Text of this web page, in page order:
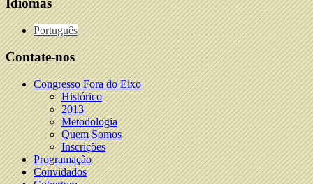
Idiomas
Português
Contate-nos
Congresso Fora do Eixo
Histórico
2013
Metodologia
Quem Somos
Inscrições
Programação
Convidados